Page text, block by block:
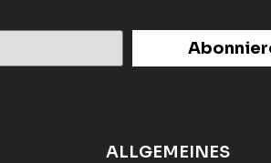
ALLGEMEINES